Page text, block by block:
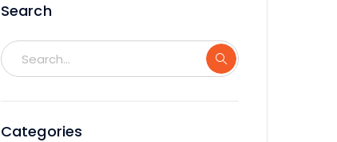
Search
Categories